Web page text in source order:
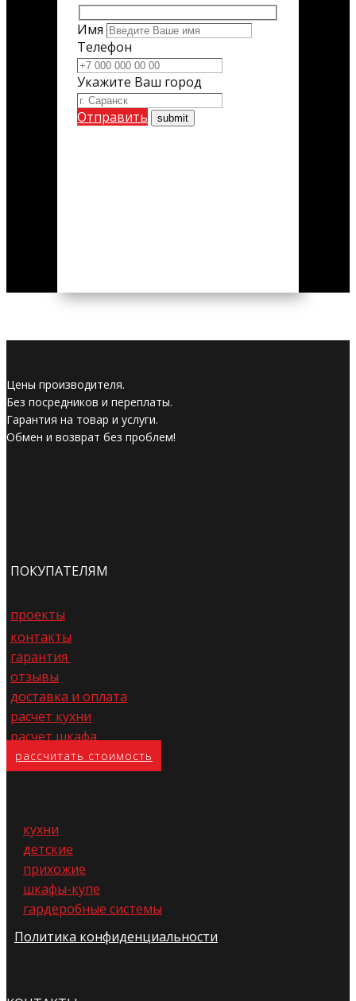
Имя
Телефон
Укажите Ваш город
Отправить
Цены производителя.
Без посредников и переплаты.
Гарантия на товар и услуги.
Обмен и возврат без проблем!
ПОКУПАТЕЛЯМ
проекты
контакты
гарантия
отзывы
доставка и оплата
расчет кухни
расчет шкафа
расс​читать стоимость
кухни
детские
прихожие
шкафы-купе
гардеробные системы
Политика конфиденциальности